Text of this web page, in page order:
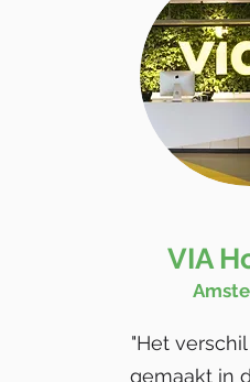
VIA
"Het
gemaakt in